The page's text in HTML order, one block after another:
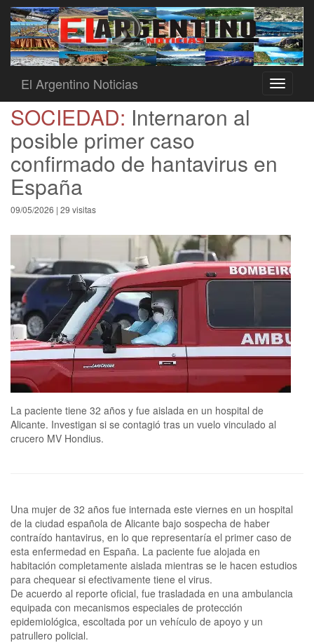
Toggle
El Argentino Noticias
SOCIEDAD: Internaron al
posible primer caso
confirmado de hantavirus en
España
09/05/2026 | 29 visitas
La paciente tiene 32 años y fue aislada en un hospital de
Alicante. Investigan si se contagió tras un vuelo vinculado al
crucero MV Hondius.
Una mujer de 32 años fue internada este viernes en un hospital
de la ciudad española de Alicante bajo sospecha de haber
contraído hantavirus, en lo que representaría el primer caso de
esta enfermedad en España. La paciente fue alojada en
habitación completamente aislada mientras se le hacen estudios
para chequear si efectivamente tiene el virus.
De acuerdo al reporte oficial, fue trasladada en una ambulancia
equipada con mecanismos especiales de protección
epidemiológica, escoltada por un vehículo de apoyo y un
patrullero policial.